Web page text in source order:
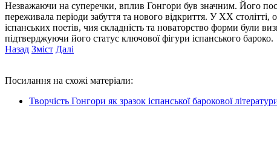
Незважаючи на суперечки, вплив Гонгори був значним. Його
переживала періоди забуття та нового відкриття. У XX
іспанських поетів, чия складність та новаторство форми були
підтверджуючи його статус ключової фігури іспанського бароко.
Назад Зміст Далі
Посилання на схожі матеріали:
Творчість Гонгори як зразок іспанської барокової